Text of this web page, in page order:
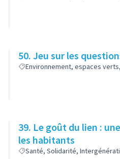
50. Jeu sur les
Environnement, espaces
39. Le goût du lien :
les habitants
Santé, Solidarité,